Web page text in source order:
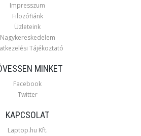
Impresszum
Filozófiánk
Üzleteink
Nagykereskedelem
Tájékoztató
MINKET
Facebook
Twitter
KAPCSOLAT
Laptop.hu Kft.